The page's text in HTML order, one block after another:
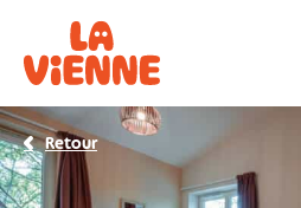
Retour